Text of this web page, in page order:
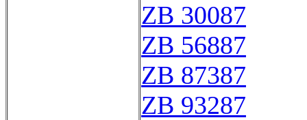
ZB 30087
ZB 56887
ZB 87387
ZB 93287